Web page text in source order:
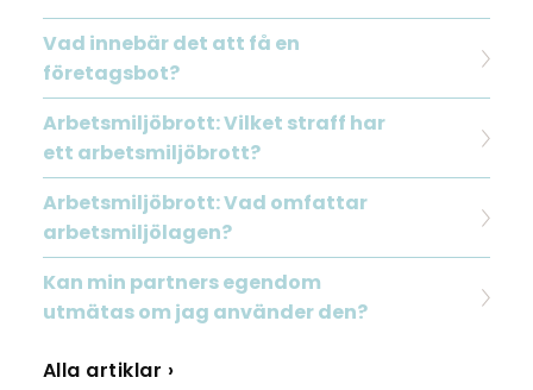
Vad innebär det att få en
företagsbot?
Arbetsmiljöbrott: Vilket straff har
ett arbetsmiljöbrott?
Arbetsmiljöbrott: Vad omfattar
arbetsmiljölagen?
Kan min partners egendom
utmätas om jag använder den?
Alla artiklar ›